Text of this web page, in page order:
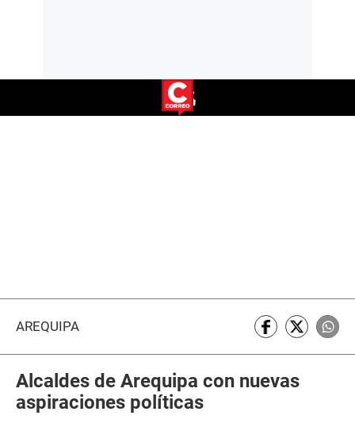
AREQUIPA
Alcaldes de Arequipa con nuevas
aspiraciones políticas